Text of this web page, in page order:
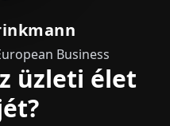
Business
üzleti élet